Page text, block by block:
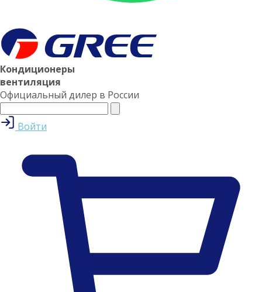
Кондиционеры
вентиляция
Официальный дилер в России
Войти